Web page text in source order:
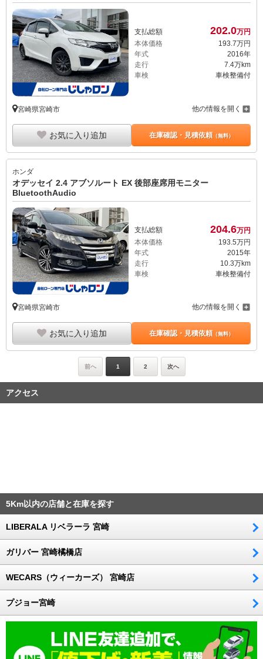
支払総額 202.0万円
本体価格
193.7万円
年式
2016年
走行
7.4万km
車検
車検整備付
宮崎県宮崎市 他の情報を開く
お気に入り追加 在庫確認・見積依頼（無料）
ホンダ
オデッセイ 2.4 アブソルート EX 後部座席用モニター
BluetoothAudio
支払総額 204.6万円
本体価格
193. 5万円
年式
2015年
走行
10.3万km
車検
車検整備付
宮崎県宮崎市 他の情報を開く
お気に入り追加 在庫確認・見積依頼（無料）
前へ 1 2 次へ
アクセス
5Km以内の店舗と在庫を探す
LIBERALA リベラーラ 宮崎
ガリバー 宮崎橘橋店
WECARS（ウィーカーズ） 宮崎店
プジョー宮崎